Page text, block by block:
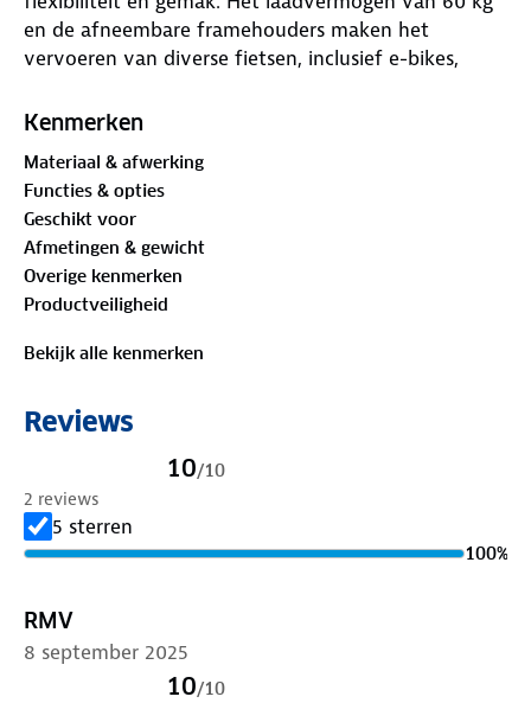
en de afneembare framehouders maken het
vervoeren van diverse fietsen, inclusief e-bikes,
gemakkelijke toegang tot de kofferbak, zelfs met de
een groepsfietstocht, de Thule EasyFold 3 biedt de
ruimte en betrouwbaarheid die je nodig hebt.
Kenmerken
Materiaal & afwerking
Functies & opties
Geschikt voor
Afmetingen & gewicht
Overige kenmerken
Productveiligheid
Bekijk alle kenmerken
Reviews
10/10
2 reviews
5 sterren
100%
RMV
8 september 2025
10/10